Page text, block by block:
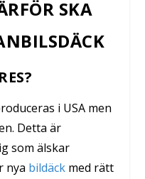
SKA
i USA men
Detta är
som älskar
nya bildäckmed rätt